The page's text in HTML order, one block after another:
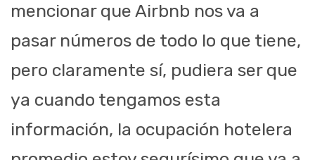
mencionar que Airbnb nos va a
pasar números de todo lo que tiene,
pero claramente sí, pudiera ser que
ya cuando tengamos esta
información, la ocupación hotelera